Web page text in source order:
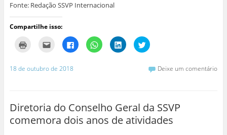
Fonte: Redação SSVP Internacional
Compartilhe isso:
u
e
m
r
u
e
n
i
C
l
o
m
p
C
l
c
o
p
C
l
o
p
C
l
u
e
c
o
m
p
18 de outubro de 2018 Deixe um comentário
Diretoria do Conselho Geral da SSVP
comemora dois anos de atividades